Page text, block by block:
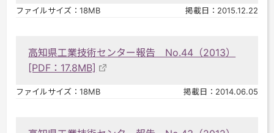
ファイルサイズ：18MB 掲載日：2015.12.22
高知県工業技術センター報告 No.44（2013）
[PDF：17.8MB]
ファイルサイズ：18MB 掲載日：2014.06.05